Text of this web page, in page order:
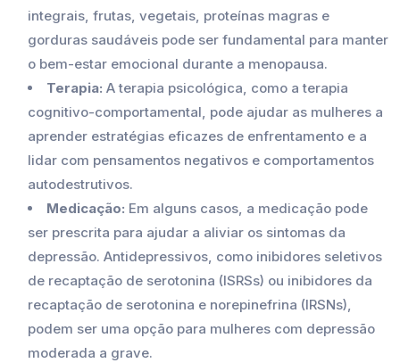
integrais, frutas, vegetais, proteínas magras e
gorduras saudáveis pode ser fundamental para manter
o bem-estar emocional durante a menopausa.
Terapia: A terapia psicológica, como a terapia
cognitivo-comportamental, pode ajudar as mulheres a
aprender estratégias eficazes de enfrentamento e a
lidar com pensamentos negativos e comportamentos
autodestrutivos.
Medicação: Em alguns casos, a medicação pode
ser prescrita para ajudar a aliviar os sintomas da
depressão. Antidepressivos, como inibidores seletivos
de recaptação de serotonina (ISRSs) ou inibidores da
recaptação de serotonina e norepinefrina (IRSNs),
podem ser uma opção para mulheres com depressão
moderada a grave.